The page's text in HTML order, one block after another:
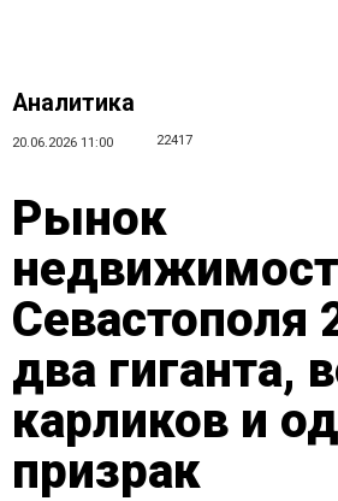
Аналитика
20.06.2026 11:00 22417
Рынок
Севастополя
два гиганта,
карликов и
призрак